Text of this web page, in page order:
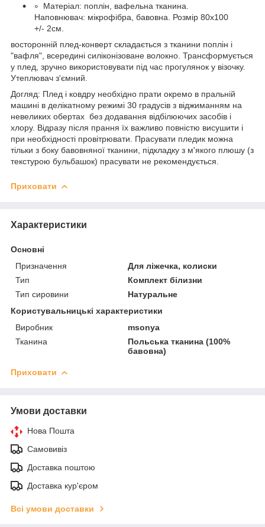
Матеріал: поплін, вафельна тканина.
Наповнювач: мікрофібра, бавовна. Розмір 80х100
+/- 2см.
восторонній плед-конверт складається з тканини поплін і
"вафля", всередині силіконізоване волокно. Трансформується
у плед, зручно використовувати під час прогулянок у візочку.
Утеплювач з'ємний.
Догляд: Плед і ковдру необхідно прати окремо в пральній
машині в делікатному режимі 30 градусів з віджиманням на
невеликих обертах без додавання відбілюючих засобів і
хлору. Відразу після прання їх важливо повністю висушити і
при необхідності провітрювати. Прасувати пледик можна
тільки з боку бавовняної тканини, підкладку з м'якого плюшу (з
текстурою бульбашок) прасувати не рекомендується.
Приховати
Характеристики
Основні
Призначення
Для ліжечка, колиски
Тип
Комплект білизни
Тип сировини
Натуральне
Користувальницькі характеристики
Виробник
msonya
Тканина
Польська тканина (100%
бавовна)
Приховати
Умови доставки
Нова Пошта
Самовивіз
Доставка поштою
Доставка кур'єром
Всі умови доставки